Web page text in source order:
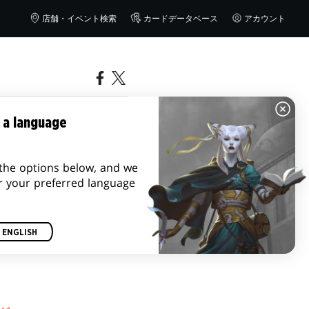
店舗・イベント検索 カードデータベース アカウント
language
options below, and we
your preferred language
ENGLISH